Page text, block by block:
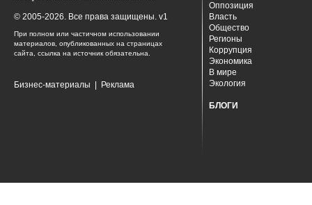
© 2005-2026. Все права защищены. v1
При полном или частичном использовании
материалов, опубликованных на страницах
сайта, ссылка на источник обязательна.
Бизнес-материалы Реклама
Оппозиция
Власть
Общество
Регионы
Коррупция
Экономика
В мире
Экология
БЛОГИ